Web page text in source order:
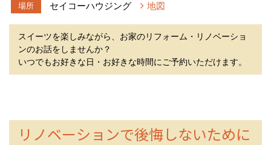
場所 セイコーハウジング 地図
スイーツを楽しみながら、お家のリフォーム・リノベーショ
ンのお話をしませんか？
いつでもお好きな日・お好きな時間にご予約いただけます。
リノベーションで後悔しないために